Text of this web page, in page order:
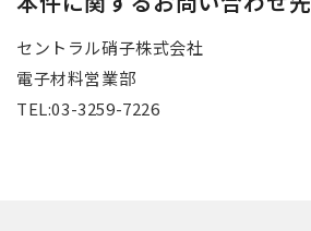
セントラル硝子株式会社
電子材料営業部
TEL:03-3259-7226